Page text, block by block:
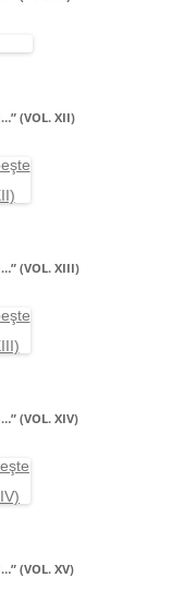
(VOL. XII)
(VOL. XIII)
(VOL. XIV)
(VOL. XV)